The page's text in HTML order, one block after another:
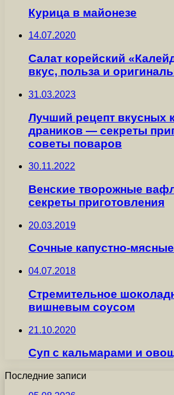
Курица в майонезе
14.07.2020
Салат корейский
вкус, польза и
31.03.2023
Лучший рецепт вкусных
драников — секреты
советы поваров
30.11.2022
Венские творожные
секреты приготовления
20.03.2019
Сочные капустно-мясные
04.07.2018
Стремительное
вишневым соусом
21.10.2020
Суп с кальмарами и
Последние записи